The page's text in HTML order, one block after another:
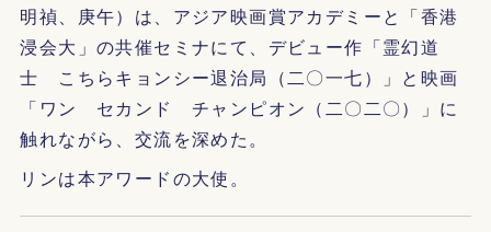
明禎、庚午）は、アジア映画賞アカデミーと「香港
浸会大」の共催セミナにて、デビュー作「霊幻道
士 こちらキョンシー退治局（二〇一七）」と映画
「ワン セカンド チャンピオン（二〇二〇）」に
触れながら、交流を深めた。
リンは本アワードの大使。